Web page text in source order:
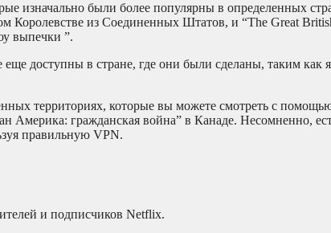
изначально были более популярны в определенных
Королевстве из Соединенных Штатов, и “The Great
выпечки ”.
доступны в стране, где они были сделаны, таким как
территориях, которые вы можете смотреть с
Америка: гражданская война” в Канаде. Несомненно,
правильную VPN.
и подписчиков Netflix.